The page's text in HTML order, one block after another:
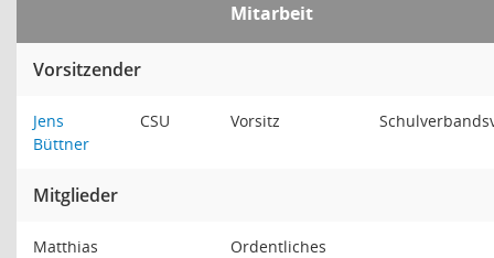
Mitarbeit
Vorsitzender
Jens
Büttner
CSU Vorsitz
Mitglieder
Matthias
Ordentliches